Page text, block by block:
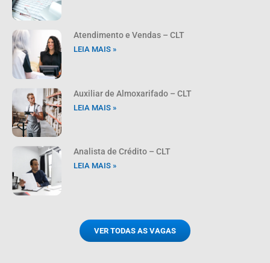
Atendimento e Vendas – CLT
LEIA MAIS »
Auxiliar de Almoxarifado – CLT
LEIA MAIS »
Analista de Crédito – CLT
LEIA MAIS »
VER TODAS AS VAGAS